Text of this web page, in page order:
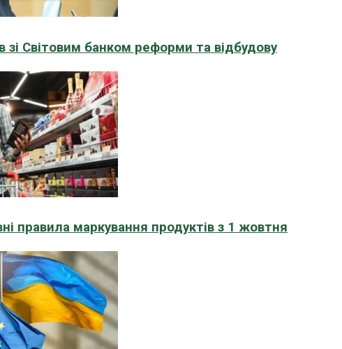
зі Світовим банком реформи та відбудову
правила маркування продуктів з 1 жовтня